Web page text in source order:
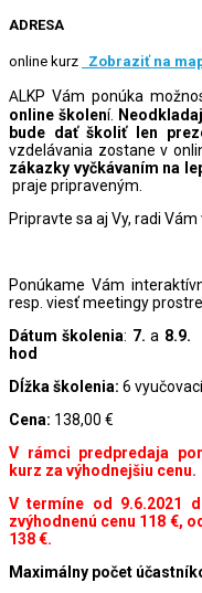
ADRESA
online kurz Zobraziť na
ALKP Vám ponúka
online školení.
bude dať školiť len
vzdelávania zostane v
zákazky vyčkávaním na
praje pripraveným.
Pripravte sa aj Vy, radi
Ponúkame Vám
resp. viesť meetingy
Dátum školenia: 7. a 8.9.
hod
Dĺžka školenia: 6
Cena: 138,00 €
V rámci predpredaja
kurz za výhodnejšiu cenu.
V termíne od 9.6.2021
zvýhodnenú cenu 118 €,
138 €.
Maximálny počet